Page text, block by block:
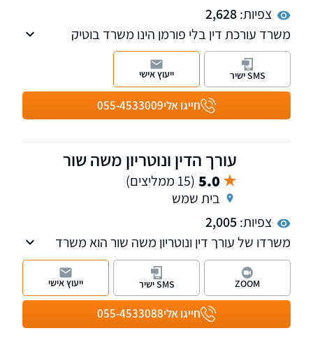
צפיות:2,628
משרד עורכת דין בלי פורמן הינו משרד בוטיק
העוסק במתן שירותים משפטיים מקיפים בתחומי
ההגירה לישראל, הגירה לארצות הברית - אזרחויות
זרות - מורכב מצוות בינלאומי
המשרד חרט על דגלו מתן שירות מקצועי, אישי
ובלתי מתפשר לכל לקוח, תוך ליווי צמוד ושקיפות
חייגו אלי055-4533009
SMS ישיר ייעוץ אישי
עורך הדין ונוטריון משה שור
5.0 (15 ממליצים)
בית שמש
צפיות:2,005
משרדו של עורך דין ונוטריון משה שור הוא משרד
ותיק ומוביל בתחומו הממוקם בבית שמש ונותן
מענה לתושבי האזור.
חייגו אלי055-4533088
ZOOM SMS ישיר ייעוץ אישי